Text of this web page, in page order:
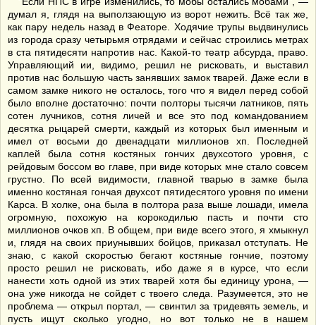
думал я, глядя на выползающую из ворот нежить. Всё так же,
как пару недель назад в Феаторе. Ходячие трупы выдвинулись
из города сразу четырьмя отрядами и сейчас строились метрах
в ста пятидесяти напротив нас. Какой-то театр абсурда, право.
Управляющий ии, видимо, решил не рисковать, и выставил
против нас большую часть занявших замок тварей. Даже если в
самом замке никого не осталось, того что я видел перед собой
было вполне достаточно: почти полторы тысячи латников, пять
сотен лучников, сотня личей и все это под командованием
десятка рыцарей смерти, каждый из которых был именным и
имел от восьми до двенадцати миллионов хп. Последней
каплей была сотня костяных гончих двухсотого уровня, с
рейдовым боссом во главе, при виде которых мне стало совсем
грустно. По всей видимости, главной тварью в замке была
именно костяная гончая двухсот пятидесятого уровня по имени
Карса. В холке, она была в полтора раза выше лошади, имела
огромную, похожую на корокодилью пасть и почти сто
миллионов очков хп. В общем, при виде всего этого, я хмыкнул
и, глядя на своих приунывших бойцов, приказал отступать. Не
знаю, с какой скоростью бегают костяные гончие, поэтому
просто решил не рисковать, ибо даже я в курсе, что если
нанести хоть одной из этих тварей хотя бы единицу урона, —
она уже никогда не сойдет с твоего следа. Разумеется, это не
проблема — открыл портал, — свинтил за тридевять земель, и
пусть ищут сколько угодно, но вот только не в нашем